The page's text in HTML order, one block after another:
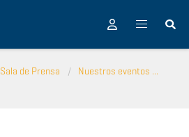
Sala de Prensa
Nuestros eventos ...